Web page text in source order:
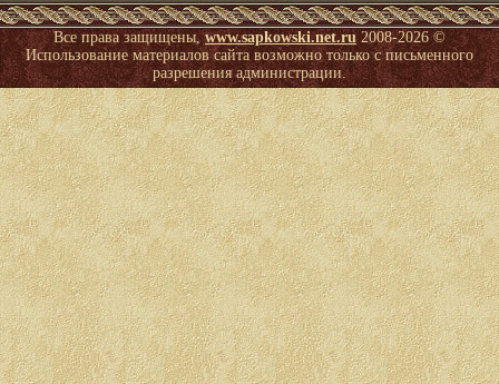
Все права защищены,www.sapkowski.net.ru2008-2026 ©
Использование материалов сайта возможно только с письменного
разрешения администрации.